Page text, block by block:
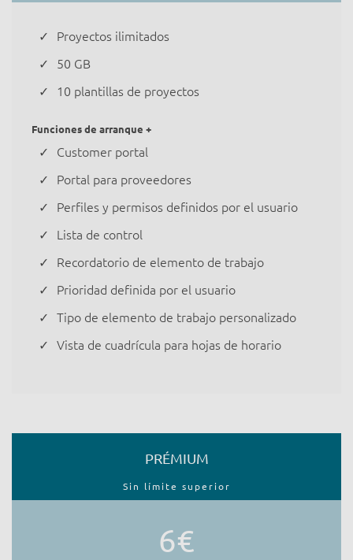
Proyectos ilimitados
50 GB
10 plantillas de proyectos
Funciones de arranque +
Customer portal
Portal para proveedores
Perfiles y permisos definidos por el usuario
Lista de control
Recordatorio de elemento de trabajo
Prioridad definida por el usuario
Tipo de elemento de trabajo personalizado
Vista de cuadrícula para hojas de horario
PRÉMIUM
Sin límite superior
6€